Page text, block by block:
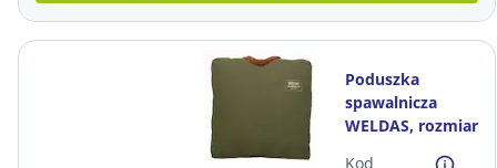
Poduszka
spawalnicza
WELDAS, rozmiar
Kod